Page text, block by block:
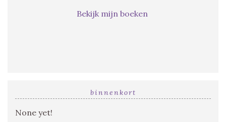
Bekijk mijn boeken
binnenkort
None yet!